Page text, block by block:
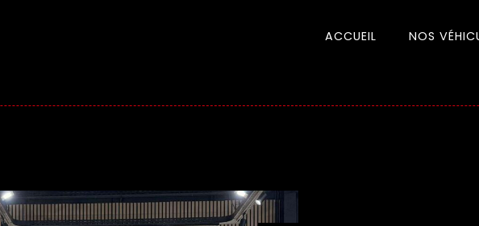
ACCUEIL NOS